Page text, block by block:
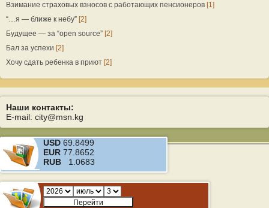
Взимание страховых взносов с работающих пенсионеров [1]
“…я — ближе к небу” [2]
Будущее — за “open source” [2]
Бал за успехи [2]
Хочу сдать ребенка в приют [2]
Наши контакты:
E-mail: city@msn.kg
USD 69.8499
EUR 77.8652
RUB 1.0683